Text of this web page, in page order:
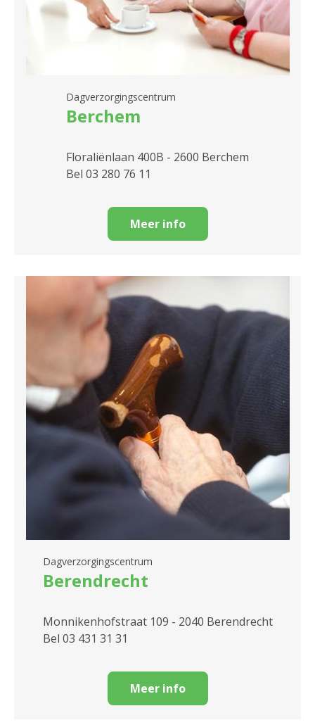
Dagverzorgingscentrum
Berchem
Floraliënlaan 400B - 2600 Berchem
Bel 03 280 76 11
Meer info
Dagverzorgingscentrum
Berendrecht
Monnikenhofstraat 109 - 2040 Berendrecht
Bel 03 431 31 31
Meer info